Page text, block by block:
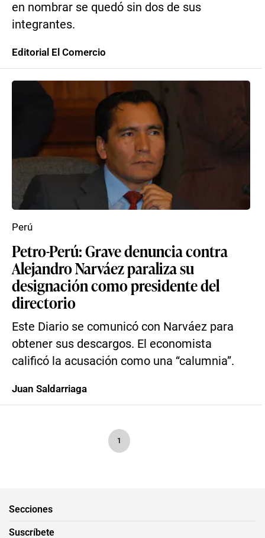
en nombrar se quedó sin dos de sus
integrantes.
Editorial El Comercio
Petro-Perú: Grave denuncia contra
Alejandro Narváez paraliza su
designación como presidente del
directorio
Este Diario se comunicó con Narváez para
obtener sus descargos. El economista
calificó la acusación como una “calumnia”.
Perú
Juan Saldarriaga
1
Secciones
Suscríbete